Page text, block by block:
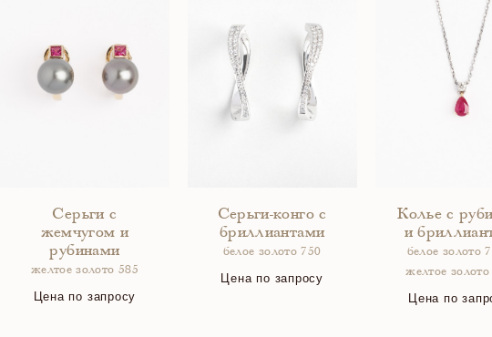
Серьги с
жемчугом и
рубинами
желтое золото 585
Цена по запросу
Серьги-конго с
бриллиантами
белое золото 750
Цена по запросу
Колье с
и
белое золото
желтое золото
Цена по